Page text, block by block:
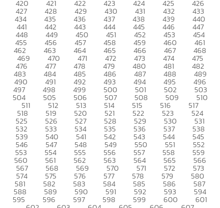
420 421 422 423 424 425 426
427 428 429 430 431 432 433
434 435 436 437 438 439 440
441 442 443 444 445 446 447
448 449 450 451 452 453 454
455 456 457 458 459 460 461
462 463 464 465 466 467 468
469 470 471 472 473 474 475
476 477 478 479 480 481 482
483 484 485 486 487 488 489
490 491 492 493 494 495 496
497 498 499 500 501 502 503
504 505 506 507 508 509 510
511 512 513 514 515 516 517
518 519 520 521 522 523 524
525 526 527 528 529 530 531
532 533 534 535 536 537 538
539 540 541 542 543 544 545
546 547 548 549 550 551 552
553 554 555 556 557 558 559
560 561 562 563 564 565 566
567 568 569 570 571 572 573
574 575 576 577 578 579 580
581 582 583 584 585 586 587
588 589 590 591 592 593 594
595 596 597 598 599 600 601